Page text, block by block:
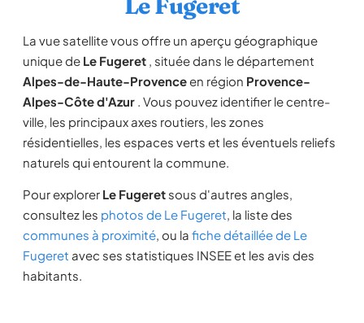
Le Fugeret
La vue satellite vous offre un aperçu géographique
unique de Le Fugeret , située dans le département
Alpes-de-Haute-Provenceen région Provence-
Alpes-Côte d'Azur . Vous pouvez identifier le centre-
ville, les principaux axes routiers, les zones
résidentielles, les espaces verts et les éventuels reliefs
naturels qui entourent la commune.
Pour explorer Le Fugeret sous d'autres angles,
consultez les photos de Le Fugeret, la liste des
communes à proximité, ou la fiche détaillée de Le
Fugeret avec ses statistiques INSEE et les avis des
habitants.